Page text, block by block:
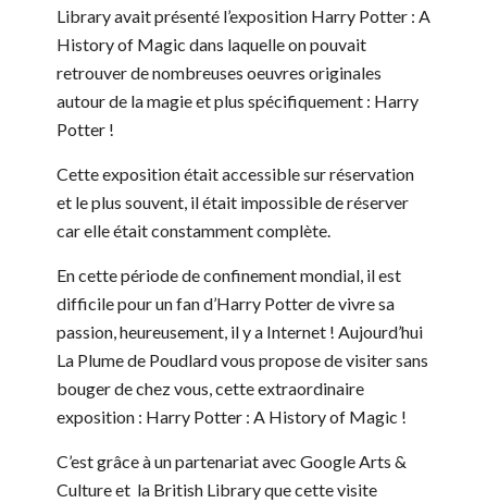
Library avait présenté l’exposition Harry Potter : A
History of Magic dans laquelle on pouvait
retrouver de nombreuses oeuvres originales
autour de la magie et plus spécifiquement : Harry
Potter !
Cette exposition était accessible sur réservation
et le plus souvent, il était impossible de réserver
car elle était constamment complète.
En cette période de confinement mondial, il est
difficile pour un fan d’Harry Potter de vivre sa
passion, heureusement, il y a Internet ! Aujourd’hui
La Plume de Poudlard vous propose de visiter sans
bouger de chez vous, cette extraordinaire
exposition : Harry Potter : A History of Magic !
C’est grâce à un partenariat avec Google Arts &
Culture et la British Library que cette visite